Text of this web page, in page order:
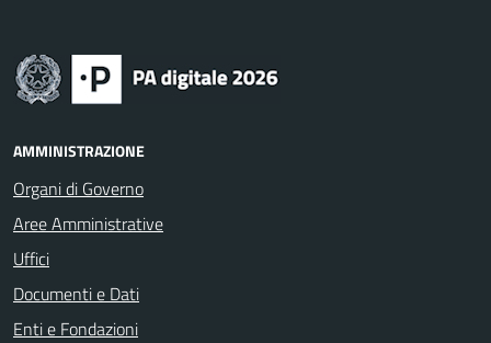
AMMINISTRAZIONE
Organi di Governo
Aree Amministrative
Uffici
Documenti e Dati
Enti e Fondazioni